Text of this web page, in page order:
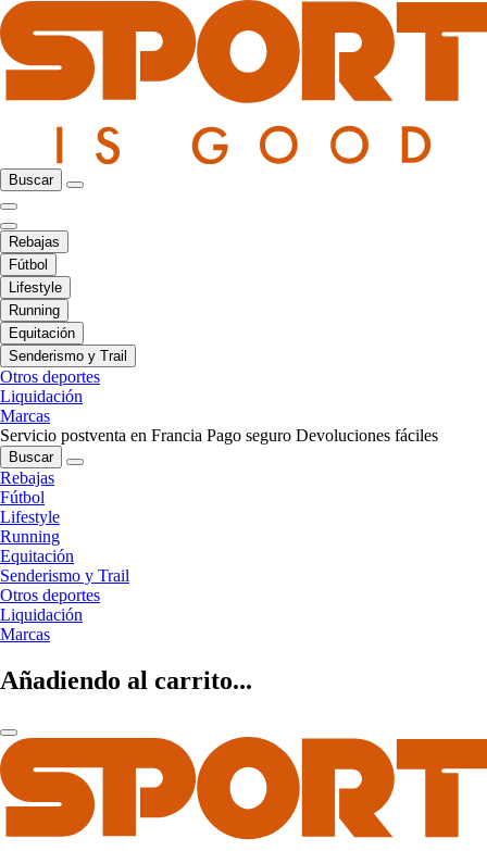
Buscar
Rebajas
Fútbol
Lifestyle
Running
Equitación
Senderismo y Trail
Otros deportes
Liquidación
Marcas
Servicio postventa en Francia Pago seguro Devoluciones fáciles
Buscar
Rebajas
Fútbol
Lifestyle
Running
Equitación
Senderismo y Trail
Otros deportes
Liquidación
Marcas
Añadiendo al carrito...